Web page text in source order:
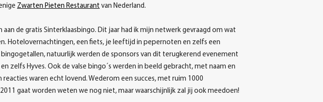
Zwarten Pieten Restaurant van Nederland.
de gratis Sinterklaasbingo. Dit jaar had ik mijn netwerk gevraagd om wat
Hotelovernachtingen, een fiets, je leeftijd in pepernoten en zelfs een
natuurlijk werden de sponsors van dit terugkerend evenement
zelfs Hyves. Ook de valse bingo´s werden in beeld gebracht, met naam en
waren echt lovend. Wederom een succes, met ruim 1000
gaat worden weten we nog niet, maar waarschijnlijk zal jij ook meedoen!